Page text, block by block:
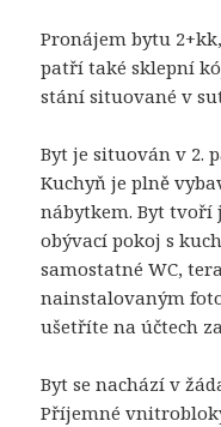
Pronájem bytu
patří také sklepní
stání situované v
Byt je situován v 2.
Kuchyň je plně
nábytkem. Byt tvoří
obývací pokoj s
samostatné WC,
nainstalovaným
ušetříte na účtech
Byt se nachází v
Příjemné